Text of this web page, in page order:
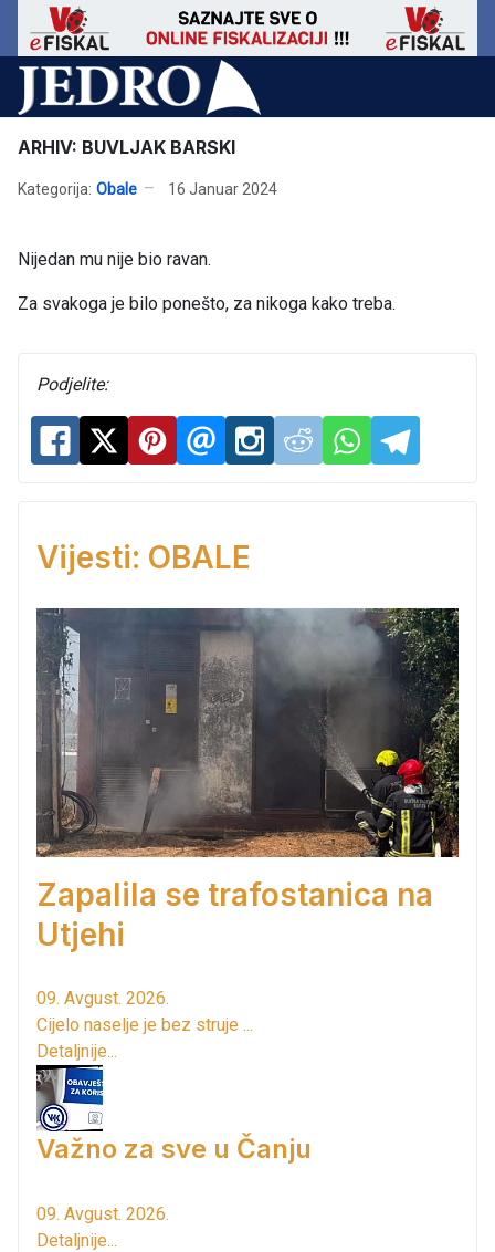
ARHIV: BUVLJAK BARSKI
Kategorija: Obale 16 Januar 2024
Nijedan mu nije bio ravan.
Za svakoga je bilo ponešto, za nikoga kako treba.
Podjelite:
Vijesti: OBALE
Zapalila se trafostanica na
Utjehi
09. Avgust. 2026.
Cijelo naselje je bez struje ...
Detaljnije...
Važno za sve u Čanju
09. Avgust. 2026.
Detaljnije...